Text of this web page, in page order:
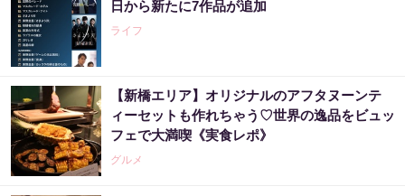
日から新たに7作品が追加
ライフ
【新橋エリア】オリジナルのアフタヌーンテ
ィーセットも作れちゃう♡世界の逸品をビュッ
フェで大満喫《実食レポ》
グルメ